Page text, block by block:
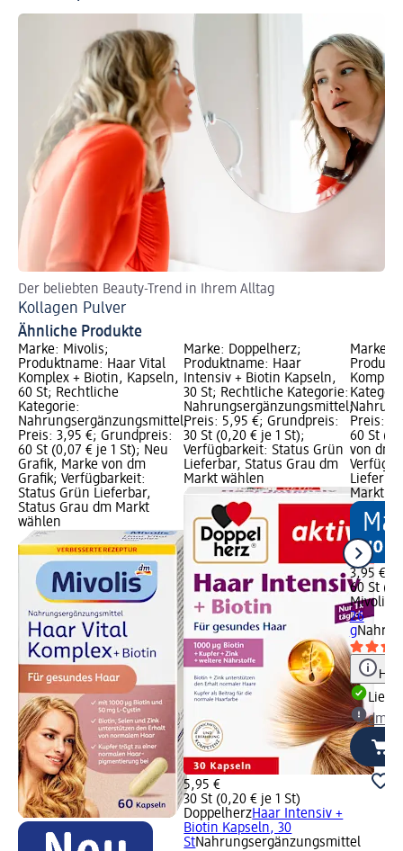
Der beliebten Beauty-Trend in Ihrem Alltag
Kollagen Pulver
Ähnliche Produkte
Marke: Mivolis;
Produktname: Haar Vital
Komplex + Biotin, Kapseln,
60 St; Rechtliche
Kategorie:
Nahrungsergänzungsmittel;
Preis: 3,95 €; Grundpreis:
60 St (0,07 € je 1 St); Neu
Grafik, Marke von dm
Grafik; Verfügbarkeit:
Status Grün Lieferbar,
Status Grau dm Markt
wählen
Marke: Doppelherz;
Produktname: Haar
Intensiv + Biotin Kapseln,
30 St; Rechtliche Kategorie:
Nahrungsergänzungsmittel;
Preis: 5,95 €; Grundpreis:
30 St (0,20 € je 1 St);
Verfügbarkeit: Status Grün
Lieferbar, Status Grau dm
Markt wählen
5,95 €
30 St (0,20 € je 1 St)
DoppelherzHaar Intensiv +
Biotin Kapseln, 30
StNahrungsergänzungsmittel
Marke:
Preis:
60 St
von dm
Markt
3,95 €
60 St
Mivolis
26
g
dm